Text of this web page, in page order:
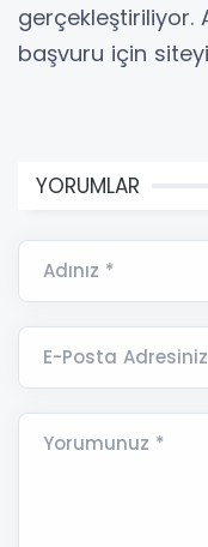
gerçekleştiriliyor.
başvuru için
YORUMLAR
Adınız *
E-Posta
Yorumunuz *